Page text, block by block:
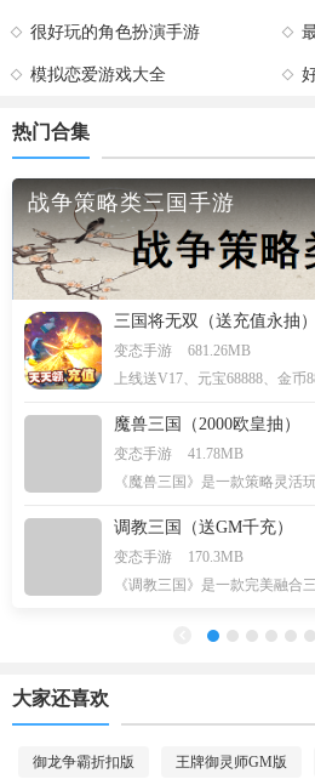
很好玩的角色扮演手游
模拟恋爱游戏大全
热门合集
战争策略类三国手游
三国将无双（送充值永抽）
变态手游
681.26MB
上线送V17、元宝68888、金币
魔兽三国（2000欧皇抽）
变态手游
41.78MB
调教三国（送GM千充）
变态手游
170.3MB
《调教三国》是一款完美融合
大家还喜欢
御龙争霸折扣版 王牌御灵师GM版